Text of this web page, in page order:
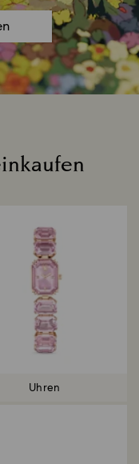
Uhren